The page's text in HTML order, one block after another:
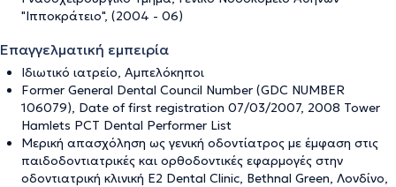
"Ιπποκράτειο", (2004 - 06)
Επαγγελματική εμπειρία
Ιδιωτικό ιατρείο, Αμπελόκηποι
Former General Dental Council Number (GDC NUMBER
106079), Date of first registration 07/03/2007, 2008 Tower
Hamlets PCT Dental Performer List
Μερική απασχόληση ως γενική οδοντίατρος με έμφαση στις
παιδοδοντιατρικές και ορθοδοντικές εφαρμογές στην
οδοντιατρική κλινική Ε2 Dental Clinic, Bethnal Green, Λονδίνο,